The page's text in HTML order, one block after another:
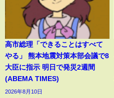
高市総理「できることはすべて
やる」 熊本地震対策本部会議で8
大臣に指示 明日で発災2週間
(ABEMA TIMES)
2026年8月10日